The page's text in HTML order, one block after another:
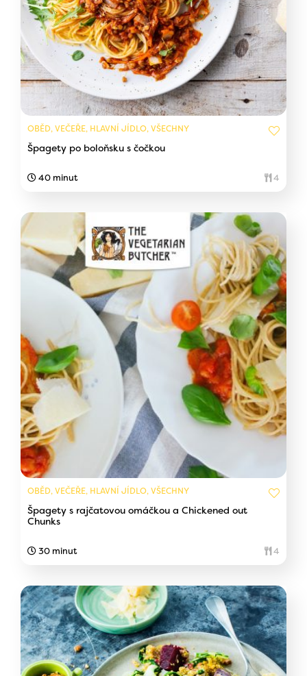
OBĚD, VEČEŘE, HLAVNÍ JÍDLO, VŠECHNY
Špagety po boloňsku s čočkou
40 minut 4
OBĚD, VEČEŘE, HLAVNÍ JÍDLO, VŠECHNY
Špagety s rajčatovou omáčkou a Chickened out
Chunks
30 minut 4